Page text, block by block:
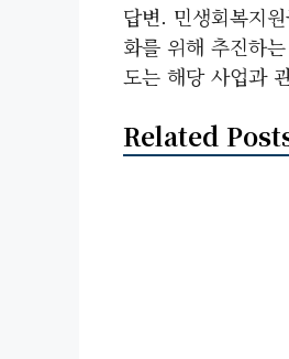
답변. 민생회복지
화를 위해 추진하
도는 해당 사업과
Related